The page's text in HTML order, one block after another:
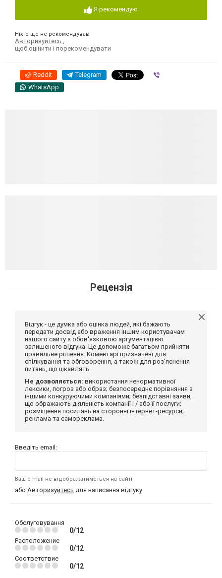
Я рекомендую
Ніхто ще не рекомендував
Авторизуйтесь
щоб оцінити і порекомендувати
Reddit Telegram
WhatsApp
Рецензія
Відгук - це думка або оцінка людей, які бажають
передати досвід або враження іншим користувачам
нашого сайту з обов'язковою аргументацією
залишеного відгука. Це допоможе багатьом прийняти
правильне рішення. Коментарі призначені для
спілкування та обговорення, а також для роз'яснення
питань, що цікавлять.
Не дозволяється: використання ненормативної
лексики, погроз або образ; безпосереднє порівняння з
іншими конкуруючими компаніями; безпідставні заяви,
що ображають діяльність компанії і / або її послуги;
розміщення посилань на сторонні інтернет-ресурси;
реклама та самореклама.
Введіть email:
Ваш e-mail не відображатиметься на сайті
або Авторизуйтесь для написання відгуку
Обслуговування
0/12
Расположение
0/12
Соответствие
0/12